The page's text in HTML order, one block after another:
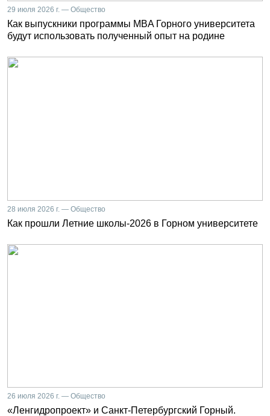
29 июля 2026 г. — Общество
Как выпускники программы MBA Горного университета
будут использовать полученный опыт на родине
28 июля 2026 г. — Общество
Как прошли Летние школы-2026 в Горном университете
26 июля 2026 г. — Общество
«Ленгидропроект» и Санкт-Петербургский Горный.